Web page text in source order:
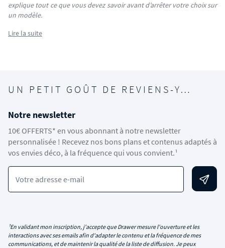
explique tout ce que vous devez savoir avant d’arrêter votre choix sur
un modèle.
Lire la suite
UN PETIT GOÛT DE REVIENS-Y…
Notre newsletter
10€ OFFERTS* en vous abonnant à notre newsletter
personnalisée ! Recevez nos bons plans et contenus adaptés à
vos envies déco, à la fréquence qui vous convient.¹
Votre adresse e-mail
¹En validant mon inscription, j'accepte que Drawer mesure l'ouverture et les
interactions avec ses emails afin d'adapter le contenu et la fréquence de mes
communications, et de maintenir la qualité de la liste de diffusion. Je peux